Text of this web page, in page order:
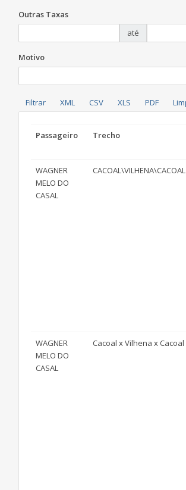
Outras Taxas
até
Motivo
Passageiro Trecho
WAGNER
MELO DO
CASAL
CACOAL\VILHENA\CACOAL
WAGNER
MELO DO
CASAL
Cacoal x Vilhena x Cacoal